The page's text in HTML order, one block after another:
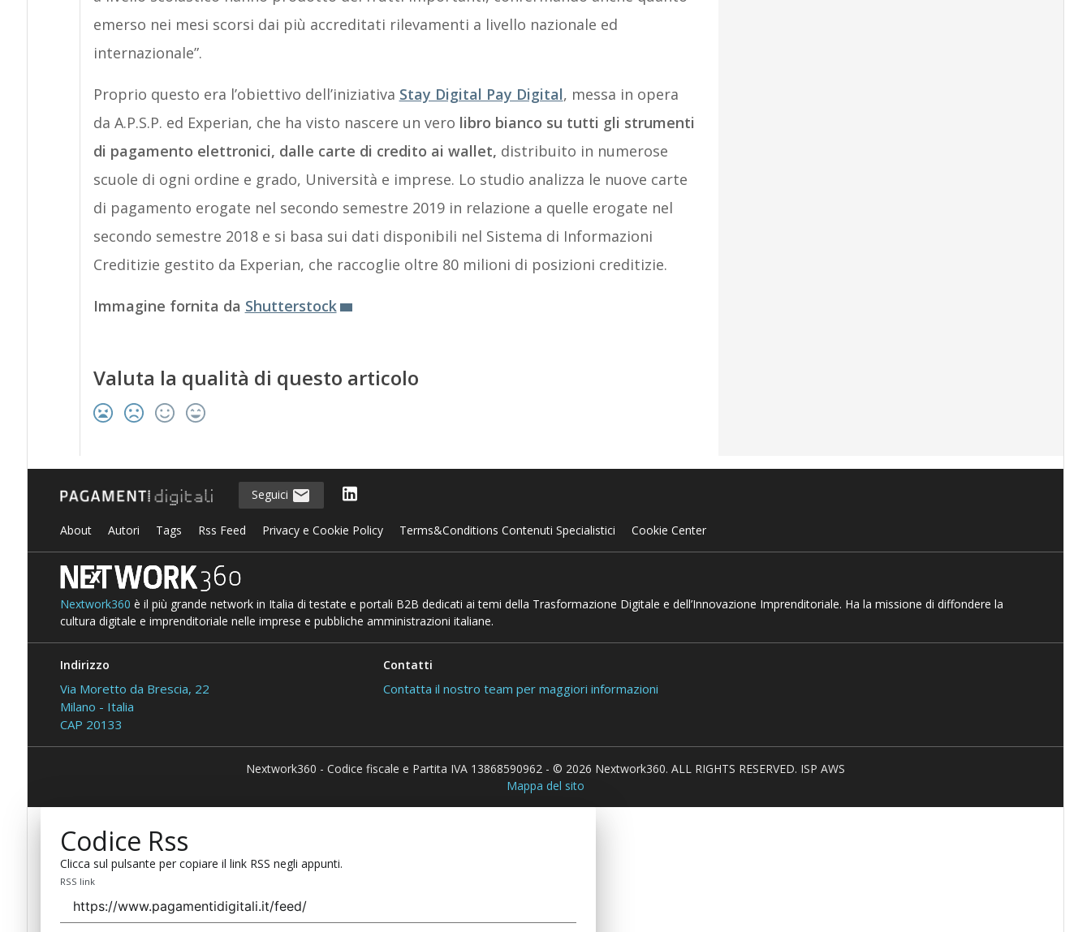
emerso nei mesi scorsi dai più accreditati rilevamenti a livello nazionale ed
internazionale”.
Proprio questo era l’obiettivo dell’iniziativa Stay Digital Pay Digital, messa in opera
da A.P.S.P. ed Experian, che ha visto nascere un vero libro bianco su tutti gli strumenti
di pagamento elettronici, dalle carte di credito ai wallet, distribuito in numerose
scuole di ogni ordine e grado, Università e imprese. Lo studio analizza le nuove carte
di pagamento erogate nel secondo semestre 2019 in relazione a quelle erogate nel
secondo semestre 2018 e si basa sui dati disponibili nel Sistema di Informazioni
Creditizie gestito da Experian, che raccoglie oltre 80 milioni di posizioni creditizie.
Immagine fornita da Shutterstock
Valuta la qualità di questo articolo
Seguici
About Autori Tags Rss Feed Privacy e Cookie Policy Terms&Conditions Contenuti Specialistici Cookie Center
Nextwork360 è il più grande network in Italia di testate e portali B2B dedicati ai temi della Trasformazione Digitale e dell’Innovazione Imprenditoriale. Ha la missione di diffondere la
cultura digitale e imprenditoriale nelle imprese e pubbliche amministrazioni italiane.
Indirizzo
Via Moretto da Brescia, 22
Milano - Italia
CAP 20133
Contatti
Contatta il nostro team per maggiori informazioni
Nextwork360 - Codice fiscale e Partita IVA 13868590962 - © 2026 Nextwork360. ALL RIGHTS RESERVED. ISP AWS
Mappa del sito
Codice Rss
Clicca sul pulsante per copiare il link RSS negli appunti.
RSS link